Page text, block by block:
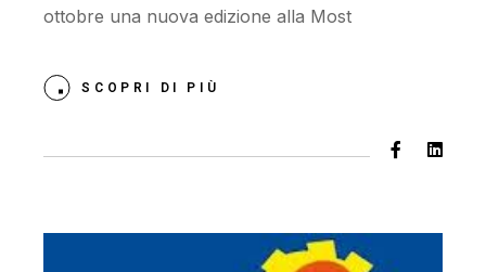
ottobre una nuova edizione alla Most
SCOPRI DI PIÙ